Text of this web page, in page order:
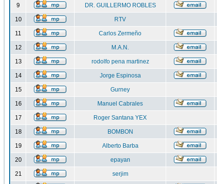
9 DR. GUILLERMO ROBLES
10 RTV
11 Carlos Zermeño
12 M.A.N.
13 rodolfo pena martinez
14 Jorge Espinosa
15 Gurney
16 Manuel Cabrales
17 Roger Santana YEX
18 BOMBON
19 Alberto Barba
20 epayan
21 serjim